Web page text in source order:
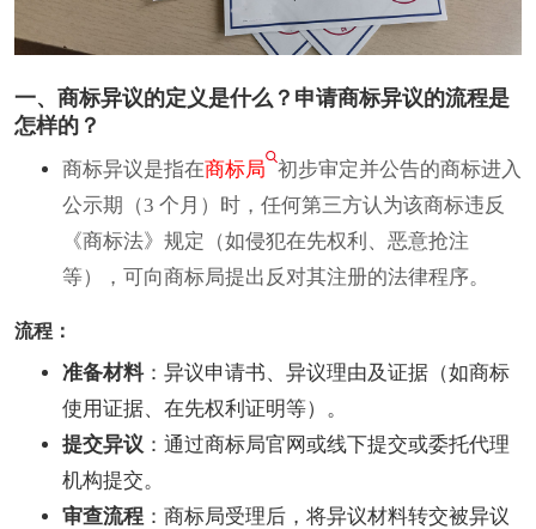
一、商标异议的定义是什么？申请商标异议的流程是
怎样的？
商标异议是指在商标局 初步审定并公告的商标进入
公示期（3 个月）时，任何第三方认为该商标违反
《商标法》规定（如侵犯在先权利、恶意抢注
等），可向商标局提出反对其注册的法律程序。
流程：
准备材料：异议申请书、异议理由及证据（如商标
使用证据、在先权利证明等）。
提交异议 ：通过商标局官网或线下提交或委托代理
机构提交。
审查流程 ：商标局受理后，将异议材料转交被异议